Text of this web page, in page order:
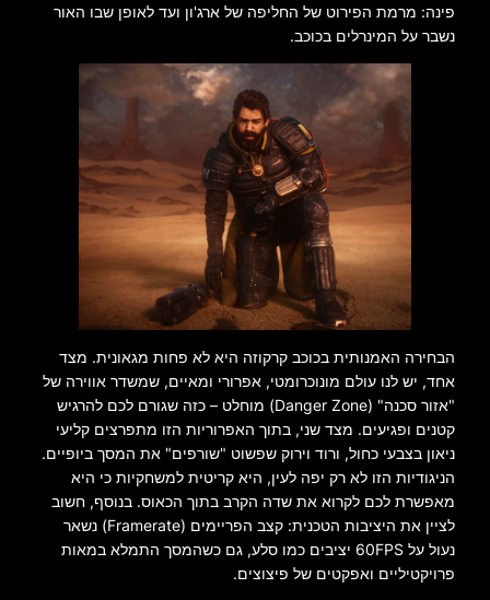
פינה: מרמת הפירוט של החליפה של ארג'ון ועד לאופן שבו האור
נשבר על המינרלים בכוכב.
הבחירה האמנותית בכוכב קרקוזה היא לא פחות מגאונית. מצד
אחד, יש לנו עולם מונוכרומטי, אפרורי ומאיים, שמשדר אווירה של
"אזור סכנה" (Danger Zone) מוחלט – כזה שגורם לכם להרגיש
קטנים ופגיעים. מצד שני, בתוך האפרוריות הזו מתפרצים קליעי
ניאון בצבעי כחול, ורוד וירוק שפשוט "שורפים" את המסך ביופיים.
הניגודיות הזו לא רק יפה לעין, היא קריטית למשחקיות כי היא
מאפשרת לכם לקרוא את שדה הקרב בתוך הכאוס. בנוסף, חשוב
לציין את היציבות הטכנית: קצב הפריימים (Framerate) נשאר
נעול על 60FPS יציבים כמו סלע, גם כשהמסך התמלא במאות
פרויקטיליים ואפקטים של פיצוצים.